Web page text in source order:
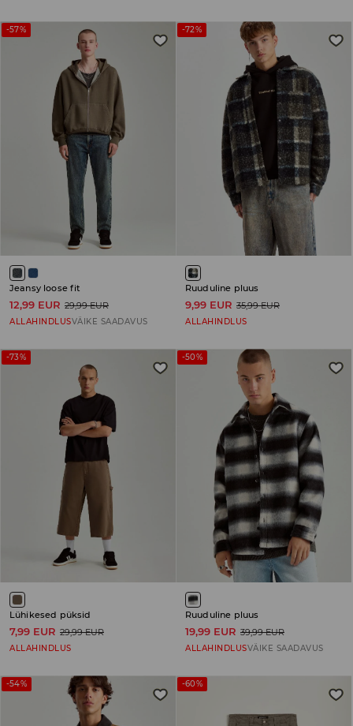
-57%
Jeansy loose fit
12,99 EUR 29,99 EUR
ALLAHINDLUSVÄIKE SAADAVUS
-72%
Ruuduline pluus
9,99 EUR 35,99 EUR
ALLAHINDLUS
-73%
Lühikesed püksid
7,99 EUR 29,99 EUR
ALLAHINDLUS
-50%
Ruuduline pluus
19,99 EUR 39,99 EUR
ALLAHINDLUSVÄIKE SAADAVUS
-54% -60%